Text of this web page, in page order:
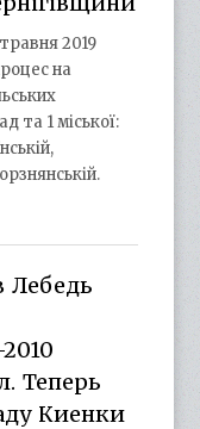
2019
на
та 1 міської:
Лебедь
Теперь
Киенки